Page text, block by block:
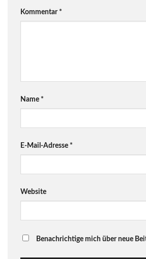
Kommentar *
Name *
E-Mail-Adresse *
Website
Benachrichtige mich über neue